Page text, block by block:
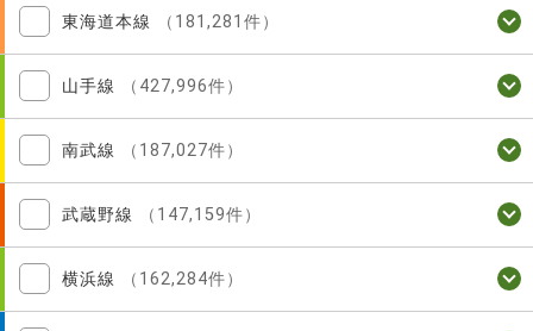
東海道本線 （181,281件）
山手線 （427,996件）
南武線 （187,027件）
武蔵野線 （147,159件）
横浜線 （162,284件）